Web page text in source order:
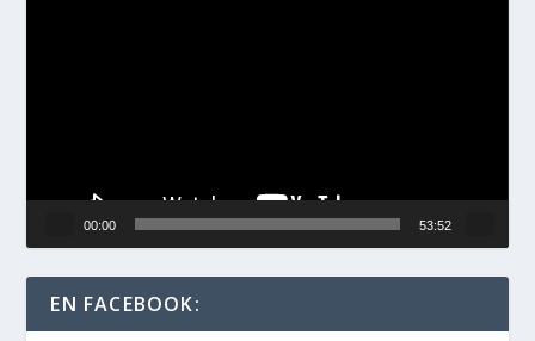
00:00 53:52
EN FACEBOOK: